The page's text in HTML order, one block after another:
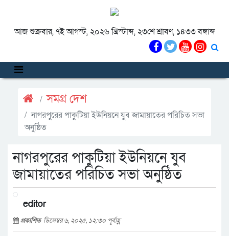
আজ শুক্রবার, ৭ই আগস্ট, ২০২৬ খ্রিস্টাব্দ, ২৩শে শ্রাবণ, ১৪৩৩ বঙ্গাব্দ
সমগ্র দেশ
নাগরপুরের পাকুটিয়া ইউনিয়নে যুব জামায়াতের পরিচিত সভা
অনুষ্ঠিত
নাগরপুরের পাকুটিয়া ইউনিয়নে যুব
জামায়াতের পরিচিত সভা অনুষ্ঠিত
editor
প্রকাশিত ডিসেম্বর ৬, ২০২৫, ১২:৩০ পূর্বাহ্ণ